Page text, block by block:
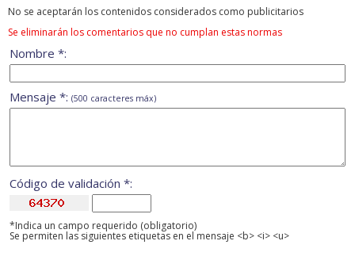
No se aceptarán los contenidos considerados como publicitarios
Se eliminarán los comentarios que no cumplan estas normas
Nombre *:
Mensaje *: (500 caracteres máx)
Código de validación *:
*Indica un campo requerido (obligatorio)
Se permiten las siguientes etiquetas en el mensaje <b> <i> <u>